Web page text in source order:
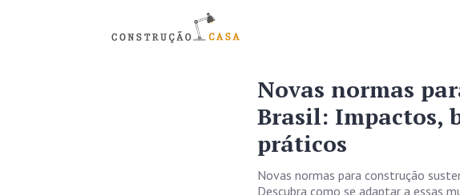
Novas normas
Brasil: Impactos,
práticos
Novas normas para construção
Descubra como se adaptar a essas